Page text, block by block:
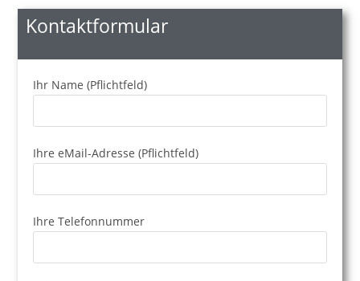
Kontaktformular
Ihr Name (Pflichtfeld)
Ihre eMail-Adresse (Pflichtfeld)
Ihre Telefonnummer